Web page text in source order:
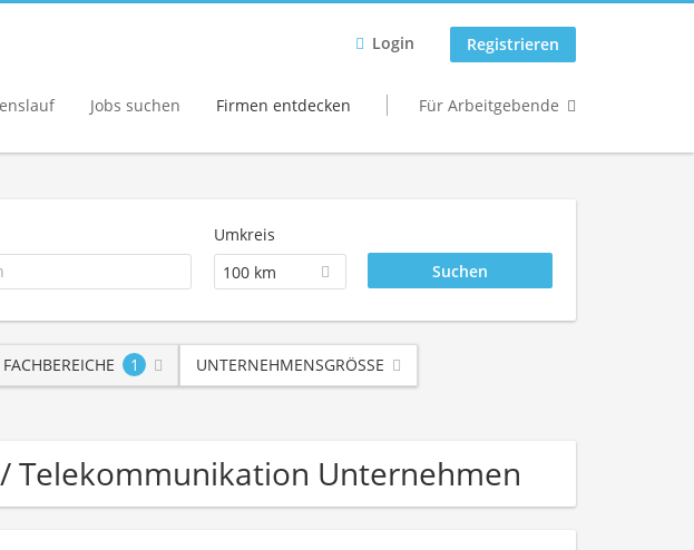
Login Registrieren
Jobs suchen Firmen entdecken Für Arbeitgebende
Umkreis
100 km
1 UNTERNEHMENSGRÖSSE
Unternehmen